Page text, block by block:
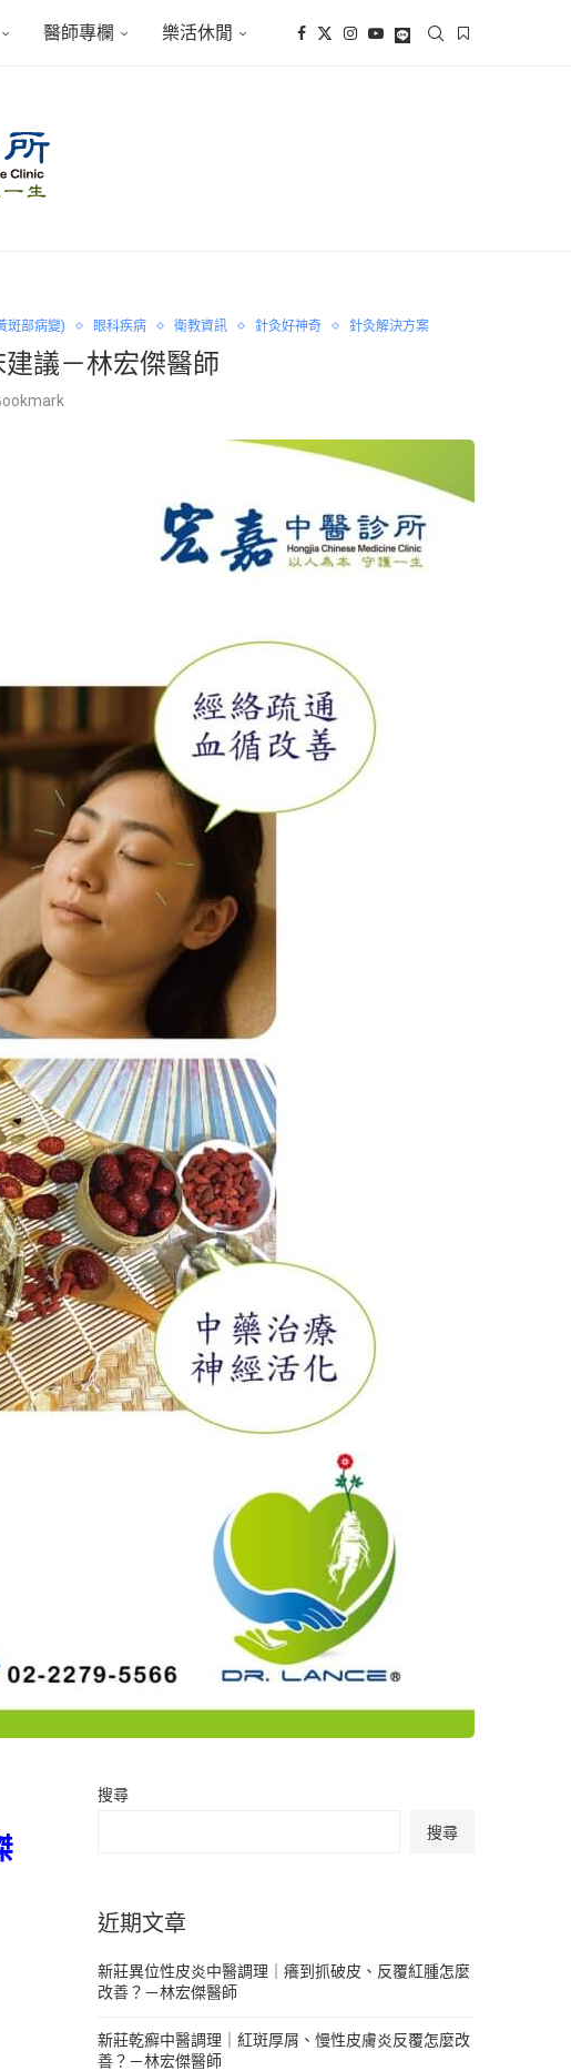
醫師專欄 樂活休閒
斑部病變) 眼科疾病 衛教資訊 針灸好神奇 針灸解決方案
議－林宏傑醫師
搜尋
搜尋
近期文章
新莊異位性皮炎中醫調理｜癢到抓破皮、反覆紅腫怎麼
改善？－林宏傑醫師
新莊乾癬中醫調理｜紅斑厚屑、慢性皮膚炎反覆怎麼改
善？－林宏傑醫師